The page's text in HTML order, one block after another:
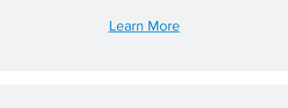
Learn More